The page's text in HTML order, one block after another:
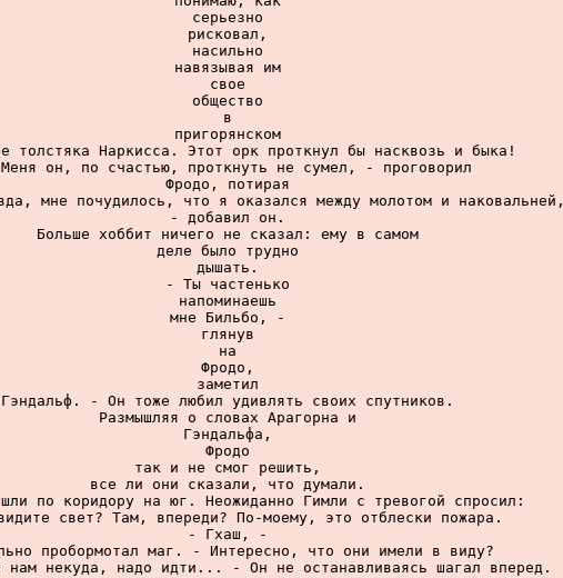
серьезно
рисковал,
насильно
навязывая им
свое
общество
в
пригорянском
толстяка Наркисса. Этот орк проткнул бы насквозь и быка!
он, по счастью, проткнуть не сумел, - проговорил
Фродо, потирая
мне почудилось, что я оказался между молотом и наковальней,
- добавил он.
Больше хоббит ничего не сказал: ему в самом
деле было трудно
дышать.
- Ты частенько
напоминаешь
мне Бильбо, -
глянув
на
Фродо,
заметил
Гэндальф. - Он тоже любил удивлять своих спутников.
Размышляя о словах Арагорна и
Гэндальфа,
Фродо
так и не смог решить,
все ли они сказали, что думали.
по коридору на юг. Неожиданно Гимли с тревогой спросил:
свет? Там, впереди? По-моему, это отблески пожара.
- Гхаш, -
пробормотал маг. - Интересно, что они имели в виду?
нам некуда, надо идти... - Он не останавливаясь шагал вперед.